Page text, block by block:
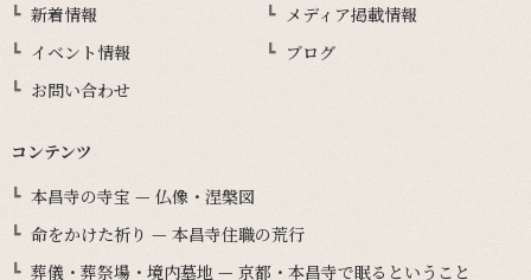
新着情報
メディア掲載情報
イベント情報
ブログ
お問い合わせ
コンテンツ
本昌寺の寺宝 — 仏像・涅槃図
命をかけた祈り — 本昌寺住職の荒行
葬儀・葬祭場・境内墓地 — 京都・本昌寺で眠るということ